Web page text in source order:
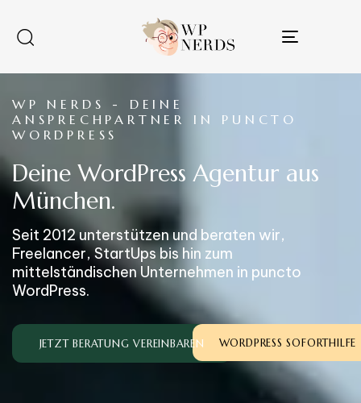
Toggle
WP NERDS - DEINE
ANSPRECHPARTNER IN PUNCTO
WORDPRESS
Deine WordPress Agentur aus
München.
Seit 2012 unterstützen und beraten wir,
Freelancer, StartUps bis hin zum
mittelständischen Unternehmen in puncto
WordPress.
JETZT BERATUNG VEREINBAREN WORDPRESS SOFORTHILFE